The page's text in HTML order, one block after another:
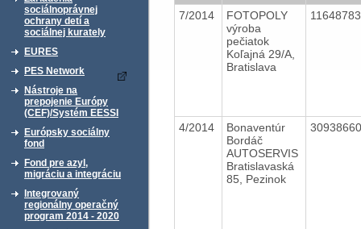
sociálnoprávnej
ochrany detí a
sociálnej kurately
EURES
PES Network
Nástroje na
prepojenie Európy
(CEF)/Systém EESSI
Európsky sociálny
fond
Fond pre azyl,
migráciu a integráciu
Integrovaný
regionálny operačný
program 2014 - 2020
7/2014
FOTOPOLY
výroba
pečiatok
Koľajná 29/A,
Bratislava
4/2014
Bonaventúr
Bordáč
AUTOSERVIS
Bratislavaská
85, Pezinok